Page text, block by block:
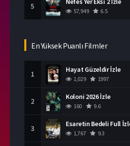
5
57,949 6.5
En Yüksek Puanlı Filmler
1 Hayat Güzeldir İzle
1,029 1997
2 Koloni 2026 İzle
160 9.6
3 Esaretin Bedeli Full
1,767 9.3